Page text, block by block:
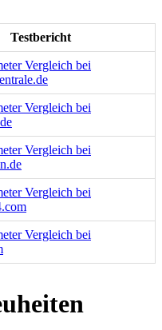
Testbericht
Vergleich bei
Vergleich bei
Vergleich bei
Vergleich bei
Vergleich bei